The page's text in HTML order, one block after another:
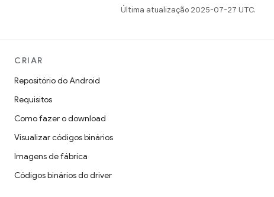
Última atualização 2025-07-27 UTC.
CRIAR
Repositório do Android
Requisitos
Como fazer o download
Visualizar códigos binários
Imagens de fábrica
Códigos binários do driver